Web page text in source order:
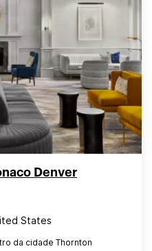
Denver
States
da cidade Thornton